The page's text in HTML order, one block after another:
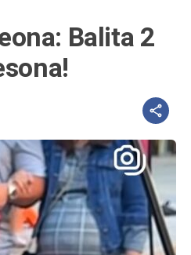
Balita 2